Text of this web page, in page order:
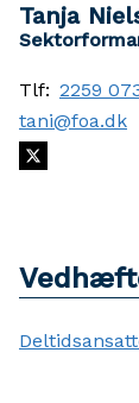
Tanja
Tlf: 2259
tani@foa.dk